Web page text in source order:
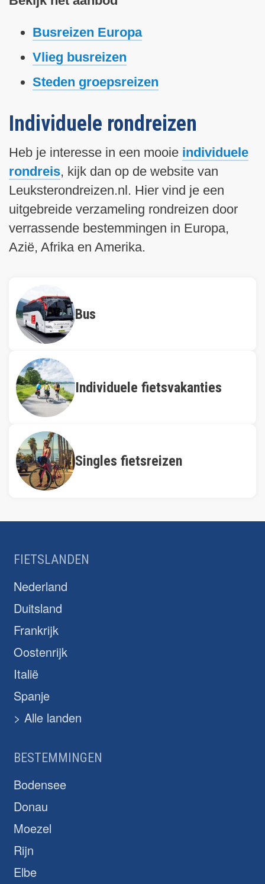
a
Busreizen Europa
Vlieg busreizen
Steden groepsreizen
Individuele rondreizen
Heb je interesse in een mooie individuele
rondreis, kijk dan op de website van
Leuksterondreizen.nl. Hier vind je een
uitgebreide verzameling rondreizen door
verrassende bestemmingen in Europa,
Azië, Afrika en Amerika.
Bus
Individuele fietsvakanties
Singles fietsreizen
FIETSLANDEN
Nederland
Duitsland
Frankrijk
Oostenrijk
Italië
Spanje
> Alle landen
BESTEMMINGEN
Bodensee
Donau
Moezel
Rijn
Elbe